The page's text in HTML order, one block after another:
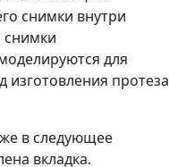
снимки внутри
снимки
для
изготовления протеза
в следующее
вкладка.